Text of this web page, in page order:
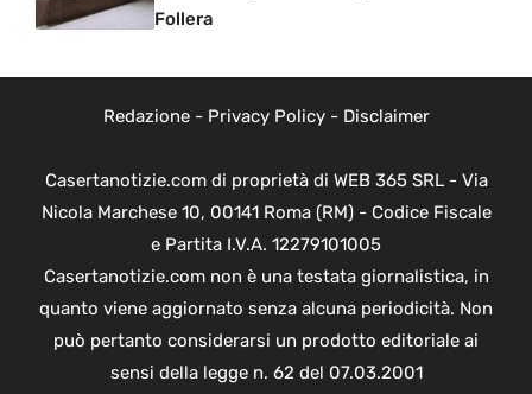
Follera
Redazione- Privacy Policy- Disclaimer
Casertanotizie.com di proprietà di WEB 365 SRL - Via
Nicola Marchese 10, 00141 Roma (RM) - Codice Fiscale
e Partita I.V.A. 12279101005
Casertanotizie.com non è una testata giornalistica, in
quanto viene aggiornato senza alcuna periodicità. Non
può pertanto considerarsi un prodotto editoriale ai
sensi della legge n. 62 del 07.03.2001